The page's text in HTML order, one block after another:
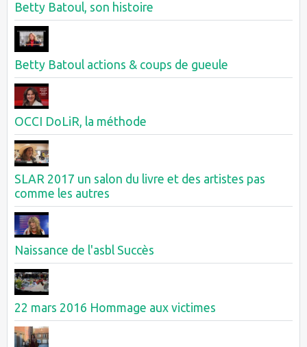
Betty Batoul, son histoire
Betty Batoul actions & coups de gueule
OCCI DoLiR, la méthode
SLAR 2017 un salon du livre et des artistes pas
comme les autres
Naissance de l'asbl Succès
22 mars 2016 Hommage aux victimes